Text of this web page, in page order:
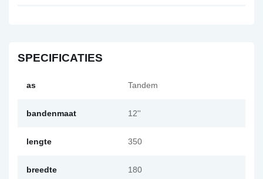
SPECIFICATIES
as Tandem
bandenmaat 12''
lengte 350
breedte 180